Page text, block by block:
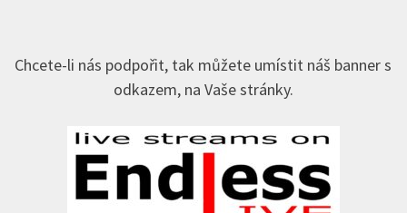
Chcete-li nás podpořit, tak můžete umístit náš banner s
odkazem, na Vaše stránky.